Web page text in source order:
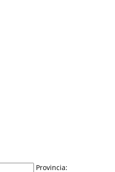
Provincia: